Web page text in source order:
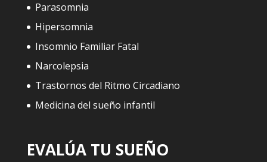
Parasomnia
Hipersomnia
Insomnio Familiar Fatal
Narcolepsia
Trastornos del Ritmo Circadiano
Medicina del sueño infantil
EVALÚA TU SUEÑO